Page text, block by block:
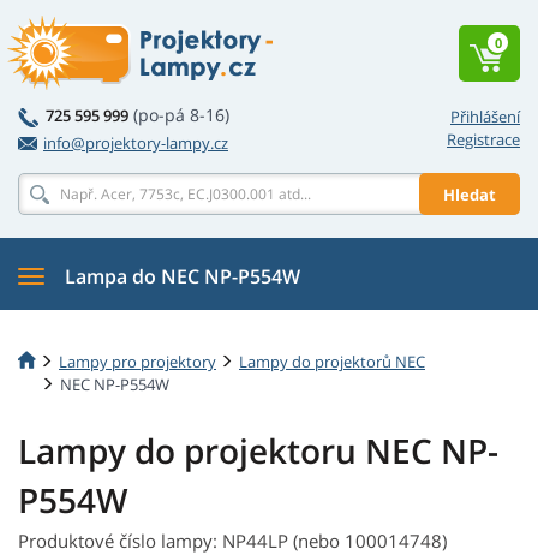
Přihlášení
Registrace
725 595 999 (po-pá 8-16)
info@projektory-lampy.cz
Hledat
0
Lampa do NEC NP-P554W
Lampy pro projektory
Lampy do projektorů NEC
NEC NP-P554W
Lampy do projektoru NEC NP-
P554W
Produktové číslo lampy: NP44LP (nebo 100014748)